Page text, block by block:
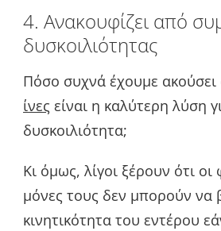
4. Ανακουφίζει από
δυσκοιλιότητας
Πόσο συχνά έχουμε ακούσει
ίνες είναι η καλύτερη λύση
δυσκοιλιότητα;
Κι όμως, λίγοι ξέρουν ότι οι
μόνες τους δεν μπορούν να
κινητικότητα του εντέρου